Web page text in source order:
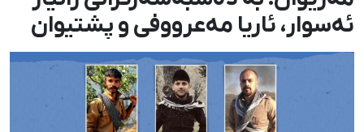
ئەسوار، ئاریا مەعرووفی و پشتیوان
تاتار ژمارەی دەسبەسەرکراوانی
سەرەڕۆیانە لە ئاوایی «نێ» بۆ شەش
کەس زیادی کرد